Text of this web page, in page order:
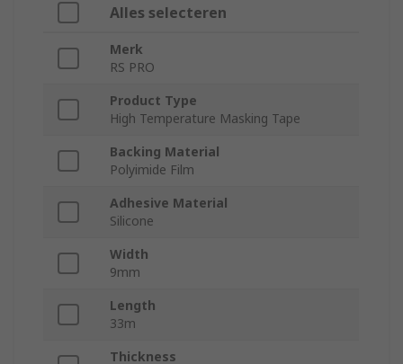
Alles selecteren
Merk
RS PRO
Product Type
High Temperature Masking Tape
Backing Material
Polyimide Film
Adhesive Material
Silicone
Width
9mm
Length
33m
Thickness